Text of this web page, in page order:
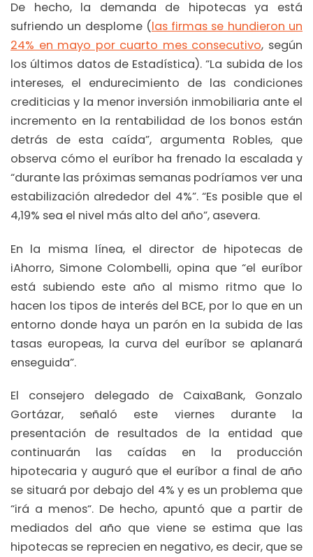
De hecho, la demanda de hipotecas ya está
sufriendo un desplome (las firmas se hundieron un
24% en mayo por cuarto mes consecutivo, según
los últimos datos de Estadística). “La subida de los
intereses, el endurecimiento de las condiciones
crediticias y la menor inversión inmobiliaria ante el
incremento en la rentabilidad de los bonos están
detrás de esta caída”, argumenta Robles, que
observa cómo el euríbor ha frenado la escalada y
“durante las próximas semanas podríamos ver una
estabilización alrededor del 4%”. “Es posible que el
4,19% sea el nivel más alto del año”, asevera.
En la misma línea, el director de hipotecas de
iAhorro, Simone Colombelli, opina que “el euríbor
está subiendo este año al mismo ritmo que lo
hacen los tipos de interés del BCE, por lo que en un
entorno donde haya un parón en la subida de las
tasas europeas, la curva del euríbor se aplanará
enseguida”.
El consejero delegado de CaixaBank, Gonzalo
Gortázar, señaló este viernes durante la
presentación de resultados de la entidad que
continuarán las caídas en la producción
hipotecaria y auguró que el euríbor a final de año
se situará por debajo del 4% y es un problema que
“irá a menos“. De hecho, apuntó que a partir de
mediados del año que viene se estima que las
hipotecas se reprecien en negativo, es decir, que se